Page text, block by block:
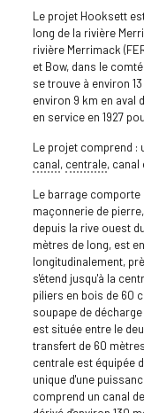
Le projet Hooksett
long de la rivière
rivière Merrimack
et Bow, dans le
se trouve à environ
environ 9 km en aval
en service en 1927
Le projet comprend :
canal, centrale, canal
Le barrage comporte
maçonnerie de
depuis la rive ouest
mètres de long, est
longitudinalement,
s'étend jusqu'à la
piliers en bois de 60
soupape de
est située entre le
transfert de 60
centrale est équipée
unique d'une
comprend un canal